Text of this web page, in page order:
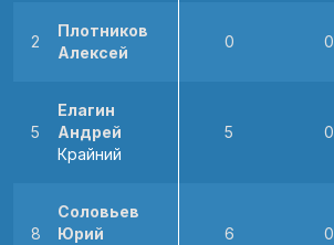
2
Плотников
Алексей
0 0
5
Елагин
Андрей
Крайний
5 0
8
Соловьев
Юрий
6 0